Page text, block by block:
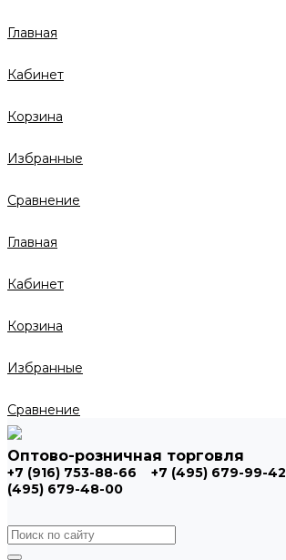
Главная
Кабинет
Корзина
Избранные
Сравнение
Главная
Кабинет
Корзина
Избранные
Сравнение
Оптово-розничная торговля
+7 (916) 753-88-66 +7 (495) 679-99-42
(495) 679-48-00